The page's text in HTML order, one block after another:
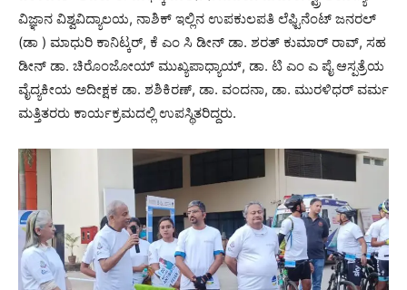
ವಿಜ್ಞಾನ ವಿಶ್ವವಿದ್ಯಾಲಯ, ನಾಶಿಕ್ ಇಲ್ಲಿನ ಉಪಕುಲಪತಿ ಲೆಫ್ಟಿನೆಂಟ್ ಜನರಲ್
(ಡಾ ) ಮಾಧುರಿ ಕಾನಿಟ್ಕರ್, ಕೆ ಎಂ ಸಿ ಡೀನ್ ಡಾ. ಶರತ್ ಕುಮಾರ್ ರಾವ್, ಸಹ
ಡೀನ್ ಡಾ. ಚಿರೊಂಜೋಯ್ ಮುಖ್ಯಪಾಧ್ಯಾಯ್, ಡಾ. ಟಿ ಎಂ ಎ ಪೈ ಆಸ್ಪತ್ರೆಯ
ವೈದ್ಯಕೀಯ ಅದೀಕ್ಷಕ ಡಾ. ಶಶಿಕಿರಣ್, ಡಾ. ವಂದನಾ, ಡಾ. ಮುರಳಿಧರ್ ವರ್ಮ
ಮತ್ತಿತರರು ಕಾರ್ಯಕ್ರಮದಲ್ಲಿ ಉಪಸ್ಥಿತರಿದ್ದರು.